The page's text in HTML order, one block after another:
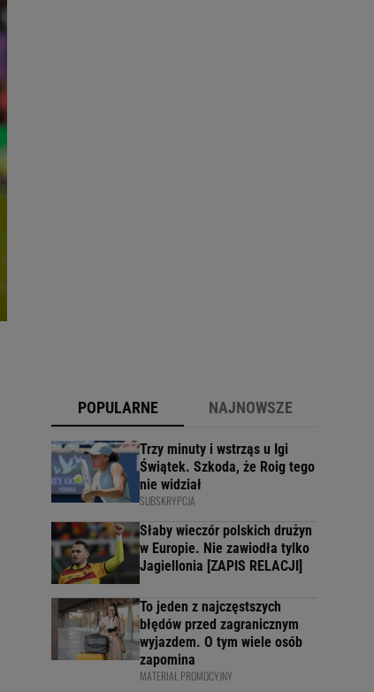
POPULARNE NAJNOWSZE
Trzy minuty i wstrząs u Igi
Świątek. Szkoda, że Roig tego
nie widział
SUBSKRYPCJA
Słaby wieczór polskich drużyn
w Europie. Nie zawiodła tylko
Jagiellonia [ZAPIS RELACJI]
To jeden z najczęstszych
błędów przed zagranicznym
wyjazdem. O tym wiele osób
zapomina
MATERIAŁ PROMOCYJNY